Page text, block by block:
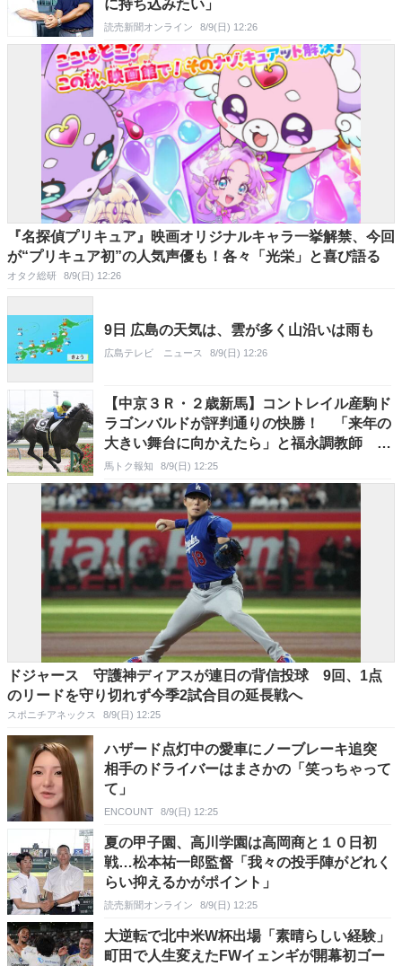
に持ち込みたい」
読売新聞オンライン 8/9(日) 12:26
『名探偵プリキュア』映画オリジナルキャラ一挙解禁、今回
が“プリキュア初”の人気声優も！各々「光栄」と喜び語る
オタク総研 8/9(日) 12:26
9日 広島の天気は、雲が多く山沿いは雨も
広島テレビ ニュース 8/9(日) 12:26
【中京３Ｒ・２歳新馬】コントレイル産駒ド
ラゴンバルドが評判通りの快勝！ 「来年の
大きい舞台に向かえたら」と福永調教師 川
田将雅騎手の手綱で初陣
馬トク報知 8/9(日) 12:25
ドジャース 守護神ディアスが連日の背信投球 9回、1点
のリードを守り切れず今季2試合目の延長戦へ
スポニチアネックス 8/9(日) 12:25
ハザード点灯中の愛車にノーブレーキ追突
相手のドライバーはまさかの「笑っちゃって
て」
ENCOUNT 8/9(日) 12:25
夏の甲子園、高川学園は高岡商と１０日初
戦…松本祐一郎監督「我々の投手陣がどれく
らい抑えるかがポイント」
読売新聞オンライン 8/9(日) 12:25
大逆転で北中米W杯出場「素晴らしい経験」
町田で人生変えたFWイェンギが開幕初ゴー